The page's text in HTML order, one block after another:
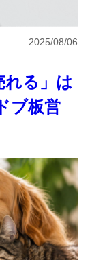
れる」は
ブ板営
2025/08/06